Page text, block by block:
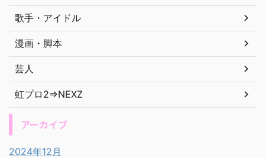
歌手・アイドル
漫画・脚本
芸人
虹プロ2⇒NEXZ
アーカイブ
2024年12月